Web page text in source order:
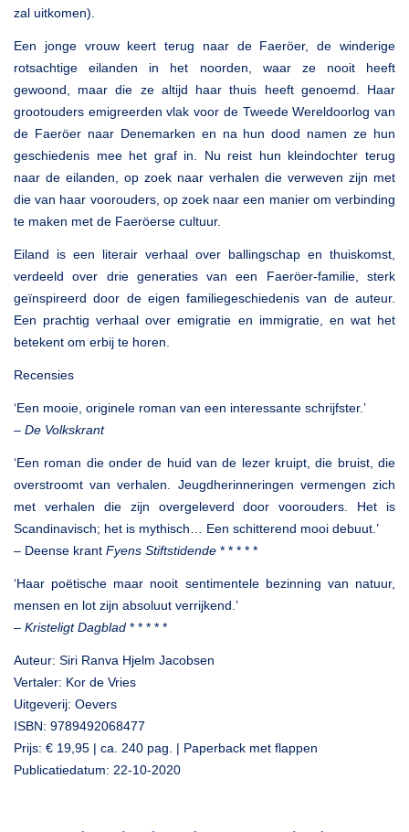
zal uitkomen).
Een jonge vrouw keert terug naar de Faeröer, de winderige
rotsachtige eilanden in het noorden, waar ze nooit heeft
gewoond, maar die ze altijd haar thuis heeft genoemd. Haar
grootouders emigreerden vlak voor de Tweede Wereldoorlog van
de Faeröer naar Denemarken en na hun dood namen ze hun
geschiedenis mee het graf in. Nu reist hun kleindochter terug
naar de eilanden, op zoek naar verhalen die verweven zijn met
die van haar voorouders, op zoek naar een manier om verbinding
te maken met de Faeröerse cultuur.
Eiland is een literair verhaal over ballingschap en thuiskomst,
verdeeld over drie generaties van een Faeröer-familie, sterk
geïnspireerd door de eigen familiegeschiedenis van de auteur.
Een prachtig verhaal over emigratie en immigratie, en wat het
betekent om erbij te horen.
Recensies
‘Een mooie, originele roman van een interessante schrijfster.’
– De Volkskrant
‘Een roman die onder de huid van de lezer kruipt, die bruist, die
overstroomt van verhalen. Jeugdherinneringen vermengen zich
met verhalen die zijn overgeleverd door voorouders. Het is
Scandinavisch; het is mythisch… Een schitterend mooi debuut.’
– Deense krant Fyens Stiftstidende * * * * *
‘Haar poëtische maar nooit sentimentele bezinning van natuur,
mensen en lot zijn absoluut verrijkend.’
– Kristeligt Dagblad * * * * *
Auteur: Siri Ranva Hjelm Jacobsen
Vertaler: Kor de Vries
Uitgeverij: Oevers
ISBN: 9789492068477
Prijs: € 19,95 | ca. 240 pag. | Paperback met flappen
Publicatiedatum: 22-10-2020